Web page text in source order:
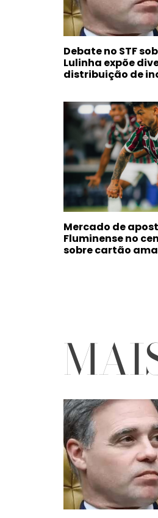
Debate no STF
Lulinha expõe
distribuição de
Mercado de
Fluminense no
sobre cartão